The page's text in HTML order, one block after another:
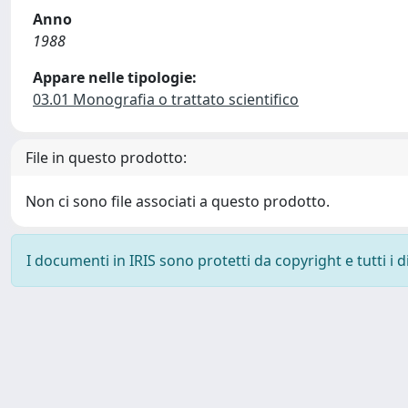
Anno
1988
Appare nelle tipologie:
03.01 Monografia o trattato scientifico
File in questo prodotto:
Non ci sono file associati a questo prodotto.
I documenti in IRIS sono protetti da copyright e tutti i